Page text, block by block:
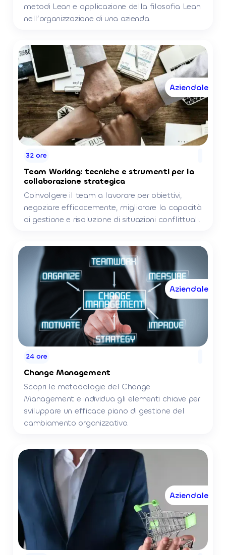
metodi Lean e applicazione della filosofia Lean
nell’organizzazione di una azienda.
32 ore
Team Working: tecniche e strumenti per la
collaborazione strategica
Coinvolgere il team a lavorare per obiettivi,
negoziare efficacemente, migliorare la capacità
di gestione e risoluzione di situazioni conflittuali.
Aziendale
24 ore
Change Management
Scopri le metodologie del Change
Management e individua gli elementi chiave per
sviluppare un efficace piano di gestione del
cambiamento organizzativo.
Aziendale
Aziendale